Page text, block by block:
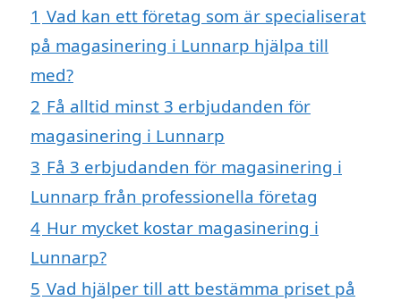
1 Vad kan ett företag som är specialiserat
på magasinering i Lunnarp hjälpa till
med?
2 Få alltid minst 3 erbjudanden för
magasinering i Lunnarp
3 Få 3 erbjudanden för magasinering i
Lunnarp från professionella företag
4 Hur mycket kostar magasinering i
Lunnarp?
5 Vad hjälper till att bestämma priset på